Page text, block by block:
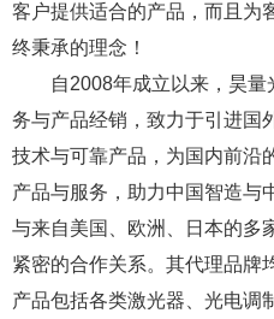
客户提供适合的产品，而且为
终秉承的理念！
自2008年成立以来，昊量
务与产品经销，致力于引进国
技术与可靠产品，为国内前沿
产品与服务，助力中国智造与
与来自美国、欧洲、日本的多
紧密的合作关系。其代理品牌
产品包括各类激光器、光电调